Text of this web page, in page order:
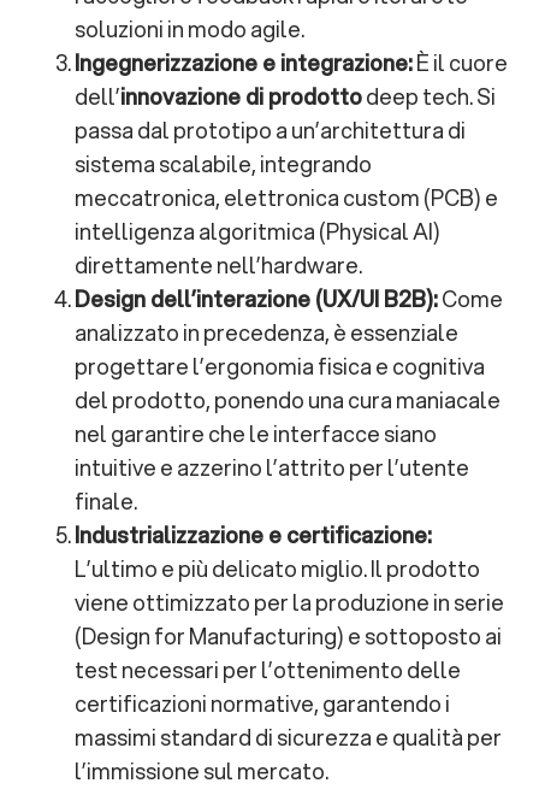
soluzioni in modo agile.
Ingegnerizzazione e integrazione:È il cuore
dell’innovazione di prodottodeep tech. Si
passa dal prototipo a un’architettura di
sistema scalabile, integrando
meccatronica, elettronica custom (PCB) e
intelligenza algoritmica (Physical AI)
direttamente nell’hardware.
Design dell’interazione (UX/UI B2B):Come
analizzato in precedenza, è essenziale
progettare l’ergonomia fisica e cognitiva
del prodotto, ponendo una cura maniacale
nel garantire che le interfacce siano
intuitive e azzerino l’attrito per l’utente
finale.
Industrializzazione e certificazione:
L’ultimo e più delicato miglio. Il prodotto
viene ottimizzato per la produzione in serie
(Design for Manufacturing) e sottoposto ai
test necessari per l’ottenimento delle
certificazioni normative, garantendo i
massimi standard di sicurezza e qualità per
l’immissione sul mercato.